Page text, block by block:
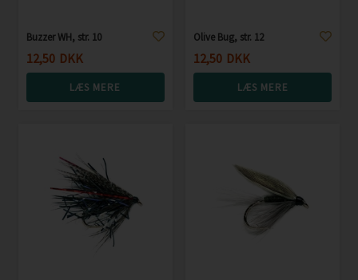
Buzzer WH, str. 10
12,50 DKK
LÆS MERE
Olive Bug, str. 12
12,50 DKK
LÆS MERE